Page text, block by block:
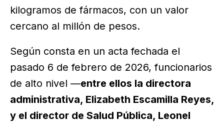
kilogramos de fármacos, con un valor
cercano al millón de pesos.
Según consta en un acta fechada el
pasado 6 de febrero de 2026, funcionarios
de alto nivel —entre ellos la directora
administrativa, Elizabeth Escamilla Reyes,
y el director de Salud Pública, Leonel